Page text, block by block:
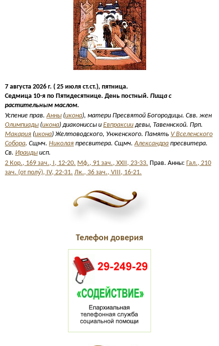
7 августа 2026 г. ( 25 июля ст.ст.), пятница.
Седмица 10-я по Пятидесятнице. День постный. Пища с
растительным маслом.
Успение прав.Анны (икона), матери Пресвятой Богородицы. Свв. жен
Олимпиады (икона) диакониссы и Евпраксии девы, Тавеннской. Прп.
Макария (икона) Желтоводского, Унженского. Память V Вселенского
Собора. Сщмч. Николая пресвитера. Сщмч.Александра пресвитера.
Св. Ираиды исп.
2 Кор., 169 зач., I, 12-20. Мф., 91 зач., XXII, 23-33. Прав. Анны: Гал., 210
зач. (от полу́), IV, 22-31. Лк., 36 зач., VIII, 16-21.
Телефон доверия